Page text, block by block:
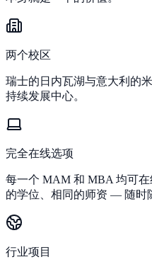
两个校区
瑞士的日内瓦湖与意大利的
持续发展中心。
完全在线选项
每一个 MAM 和 MBA 均可
的学位、相同的师资 — 随时
行业项目